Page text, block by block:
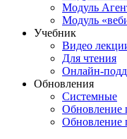
Модуль
Модуль
Учебник
Видео
Для чтения
Онлайн-
Обновления
Системные
Обновление
Обновление